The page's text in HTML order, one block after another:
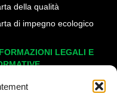
della qualità
di impegno ecologico
LEGALI E
legali